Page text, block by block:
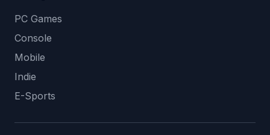
PC Games
Console
Mobile
Indie
E-Sports